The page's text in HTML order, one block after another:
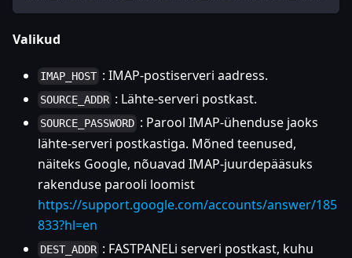
Valikud
IMAP_HOST : IMAP-postiserveri aadress.
SOURCE_ADDR : Lähte-serveri postkast.
SOURCE_PASSWORD : Parool IMAP-ühenduse jaoks
lähte-serveri postkastiga. Mõned teenused,
näiteks Google, nõuavad IMAP-juurdepääsuks
rakenduse parooli loomist
https://support.google.com/accounts/answer/185
833?hl=en
DEST_ADDR : FASTPANELi serveri postkast, kuhu